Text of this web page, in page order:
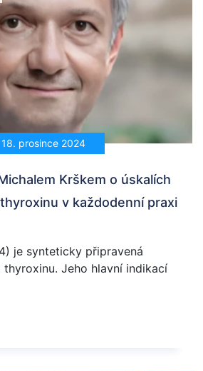
18. prosince 2024
Krškem o úskalích
v každodenní praxi
je synteticky připravená
Jeho hlavní indikací